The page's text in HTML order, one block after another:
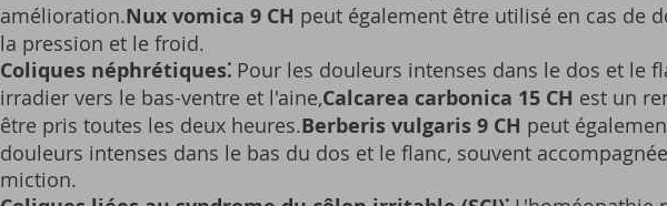
amélioration.Nux vomica 9 CH peut également être utilisé en cas de
la pression et le froid.
Coliques néphrétiques⁚ Pour les douleurs intenses dans le dos et le
irradier vers le bas-ventre et l'aine,Calcarea carbonica 15 CH est un
être pris toutes les deux heures.Berberis vulgaris 9 CH peut
douleurs intenses dans le bas du dos et le flanc, souvent
miction.